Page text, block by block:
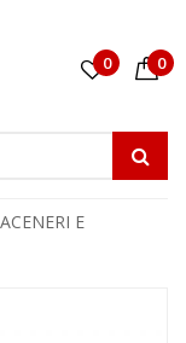
0 0
E